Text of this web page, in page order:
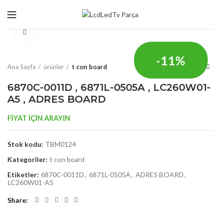
-11%
Ana Sayfa ürünler t con board
6870C-0011D , 6871L-0505A , LC260W01-
A5 , ADRES BOARD
FİYAT İÇİN ARAYIN
Stok kodu: TBM0124
Kategoriler: t con board
Etiketler: 6870C-0011D, 6871L-0505A, ADRES BOARD,
LC260W01-A5
Share